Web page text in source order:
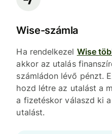
Wise-számla
Ha rendelkezel Wise
akkor az utalás
számládon lévő pénzt.
hozd létre az utalást a
a fizetéskor válaszd ki
utalást.